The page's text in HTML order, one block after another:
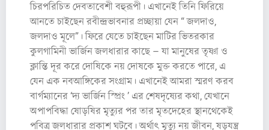
চিরপরিচিত দেবতাবেশী বহুরূপী। এখানেই তিনি ফিরিয়ে
আনতে চাইছেন রবীন্দ্রভাবনার প্রচ্ছায়া যেন “ জলদাও,
জলদাও মূলে”। ফিরে যেতে চাইছেন মাটির ভিতরকার
কুলগামিনী ভার্জিন জলধারার কাছে – যা মানুষের তৃষ্ণা ও
ক্লান্তি দূর করে দোষিকে নয় দোষকে মুক্ত করতে পারে, এ
যেন এক নবআঙ্গিকের সংগ্রাম। এখানেই আমরা স্মরণ করব
বার্গম্যানের ‘দ্য ভার্জিন স্প্রিং ’ এর শেষদৃষ্যের কথা, যেখানে
অপাপবিদ্ধা ষোড়ষির মৃত্যুর পর তার মৃতদেহের স্থানথেকেই
পবিত্র জলধারার প্রকাশ ঘটবে। অর্থাৎ মৃত্যু নয় জীবন, ষড়যন্ত্র